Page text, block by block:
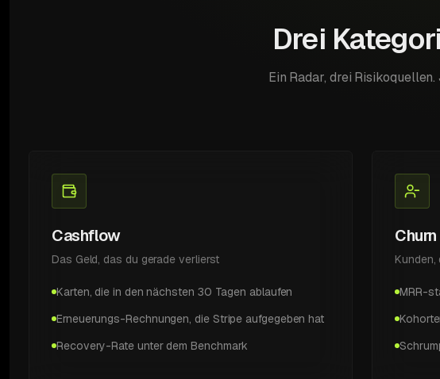
Drei
Ein Radar, drei
Cashflow
Das Geld, das du gerade verlierst
Karten, die in den nächsten 30 Tagen ablaufen
Erneuerungs-Rechnungen, die Stripe aufgegeben hat
Recovery-Rate unter dem Benchmark
Churn
MRR-